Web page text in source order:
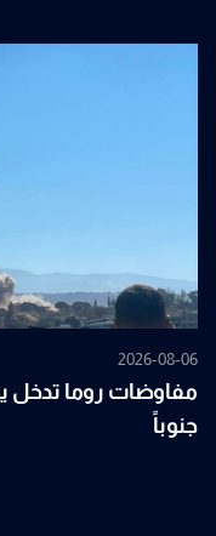
2026-08-06
مفاوضات روما تدخل
جنوباً